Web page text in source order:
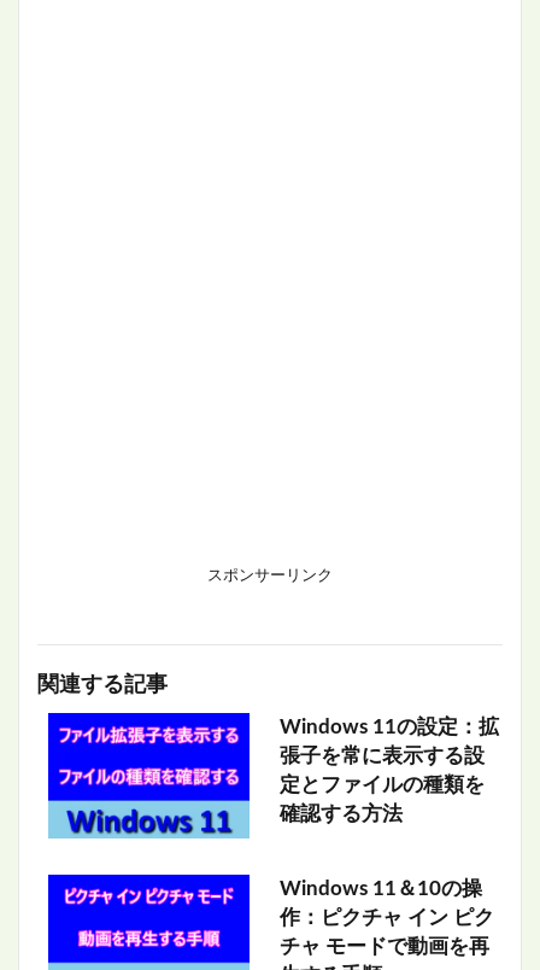
スポンサーリンク
関連する記事
Windows 11の設定：拡
張子を常に表示する設
定とファイルの種類を
確認する方法
Windows 11＆10の操
作：ピクチャ イン ピク
チャ モードで動画を再